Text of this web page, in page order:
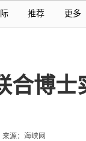
推荐 更多
合博
来源：海峡网